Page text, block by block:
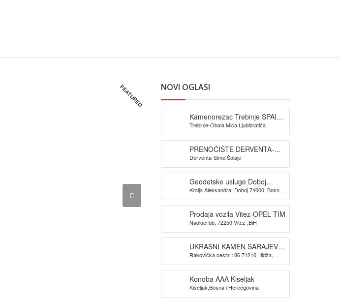
FEATURED NOVI OGLASI
Kamenorezac Trebinje SPAIĆ-
izrada spomenika
Trebinje-Obala Mića Ljubibratića
PRENOĆIŠTE DERVENTA-
Pansion Šljuka
Derventa-Sime Šolaje
Geodetske usluge Doboj
GEOKONIKA
Kralja Aleksandra, Doboj 74000, Bosna i
Prodaja vozila Vitez-OPEL TIM
Nadioci bb, 72250 Vitez ,BiH
UKRASNI KAMEN SARAJEVO-
KAMEN DIZAJN SARAJEVO
Rakovička cesta 186 71210, Ilidža,
Konoba AAA Kiseljak
Kiseljak,Bosna i Hercegovina